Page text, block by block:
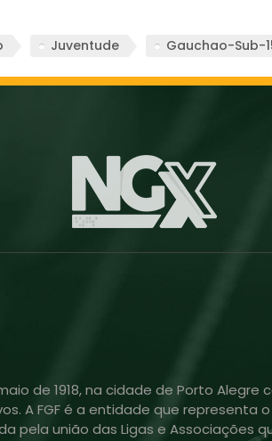
Juventude Gauchao-Sub-
de 1918, na cidade de Porto Alegre
A FGF é a entidade que representa
pela união das Ligas e Associações